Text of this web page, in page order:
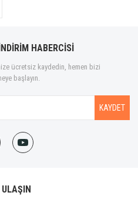
HABERCİSİ
ücretsiz kaydedin, hemen bizi
başlayın.
KAYDET